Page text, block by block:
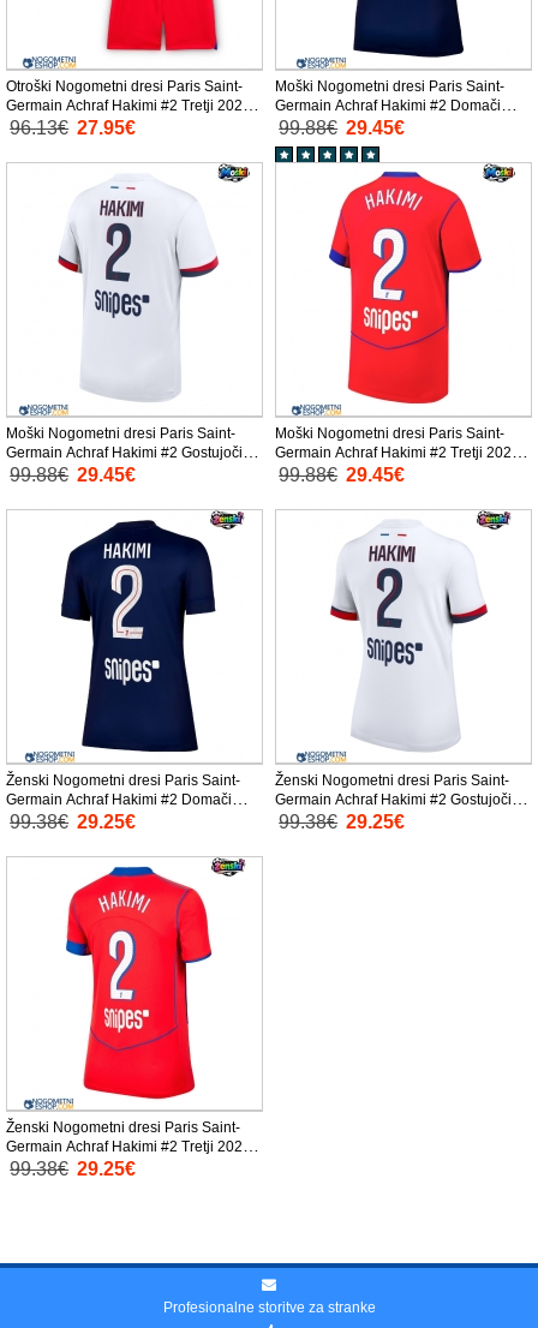
Otroški Nogometni dresi Paris Saint-
Germain Achraf Hakimi #2 Tretji 2025-
26 Kratek Rokav (+ Kratke hlače)
96.13€ 27.95€
Moški Nogometni dresi Paris Saint-
Germain Achraf Hakimi #2 Domači
2025-26 Kratek Rokav
99.88€ 29.45€
Moški Nogometni dresi Paris Saint-
Germain Achraf Hakimi #2 Gostujoči
2025-26 Kratek Rokav
99.88€ 29.45€
Moški Nogometni dresi Paris Saint-
Germain Achraf Hakimi #2 Tretji 2025-
26 Kratek Rokav
99.88€ 29.45€
Ženski Nogometni dresi Paris Saint-
Germain Achraf Hakimi #2 Domači
2025-26 Kratek Rokav
99.38€ 29.25€
Ženski Nogometni dresi Paris Saint-
Germain Achraf Hakimi #2 Gostujoči
2025-26 Kratek Rokav
99.38€ 29.25€
Ženski Nogometni dresi Paris Saint-
Germain Achraf Hakimi #2 Tretji 2025-
26 Kratek Rokav
99.38€ 29.25€
Profesionalne storitve za stranke